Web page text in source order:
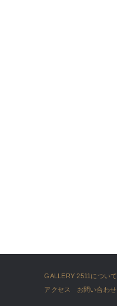
GALLERY 2511について
アクセス
お問い合わせ